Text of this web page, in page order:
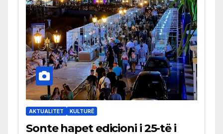
AKTUALITET KULTURË
Sonte hapet edicioni i 25-të i